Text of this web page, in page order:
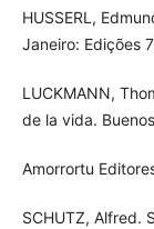
HUSSERL,
Janeiro: Edições
LUCKMANN,
de la vida.
Amorrortu
SCHUTZ, Alfred.